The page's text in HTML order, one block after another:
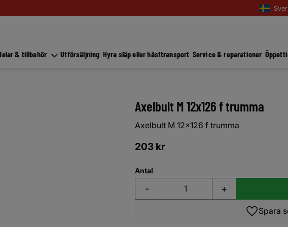
& tillbehör Utförsäljning Hyra släp eller hästtransport Service & reparationer
Axelbult M 12x126 f trumma
Axelbult M 12x126 f trumma
203 kr
Antal
+
-